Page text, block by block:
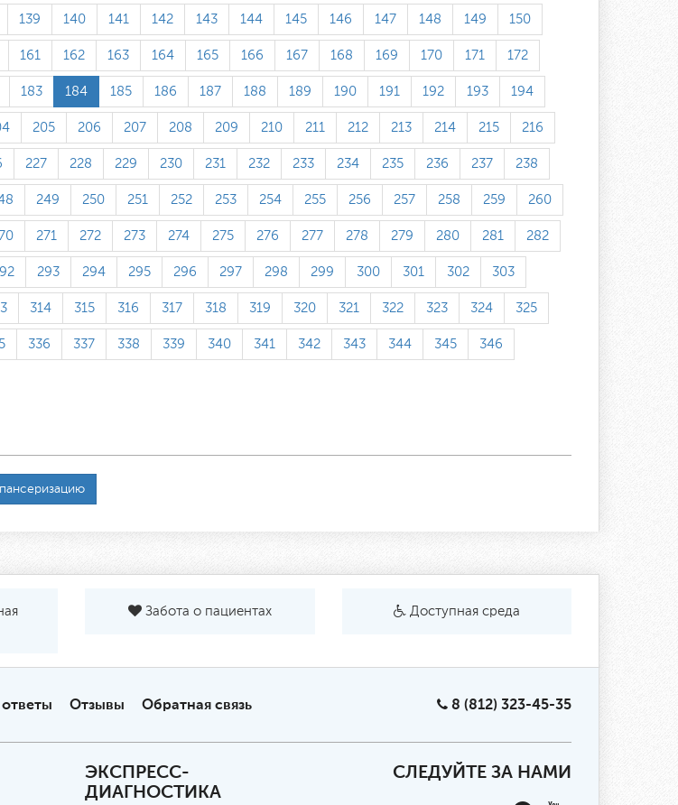
139 140 141 142 143 144 145 146 147 148 149 150
161 162 163 164 165 166 167 168 169 170 171 172
183 184 185 186 187 188 189 190 191 192 193 194
205 206 207 208 209 210 211 212 213 214 215 216
227 228 229 230 231 232 233 234 235 236 237 238
249 250 251 252 253 254 255 256 257 258 259 260
271 272 273 274 275 276 277 278 279 280 281 282
293 294 295 296 297 298 299 300 301 302 303
314 315 316 317 318 319 320 321 322 323 324 325
336 337 338 339 340 341 342 343 344 345 346
Забота о пациентах Доступная среда
Отзывы Обратная связь 8 (812) 323-45-35
ЭКСПРЕСС-
ДИАГНОСТИКА
СЛЕДУЙТЕ ЗА НАМИ